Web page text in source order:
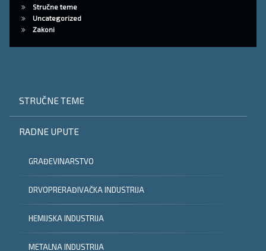
Stručne teme
Uncategorized
Zakoni
STRUČNE TEME
RADNE UPUTE
GRAĐEVINARSTVO
DRVOPRERAĐIVAČKA INDUSTRIJA
HEMIJSKA INDUSTRIJA
METALNA INDUSTRIJA